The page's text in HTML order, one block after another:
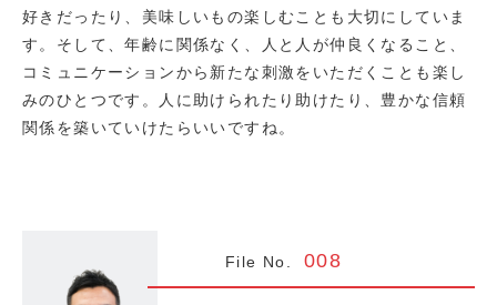
好きだったり、美味しいもの楽しむことも大切にしていま
す。そして、年齢に関係なく、人と人が仲良くなること、
コミュニケーションから新たな刺激をいただくことも楽し
みのひとつです。人に助けられたり助けたり、豊かな信頼
関係を築いていけたらいいですね。
File No. 008